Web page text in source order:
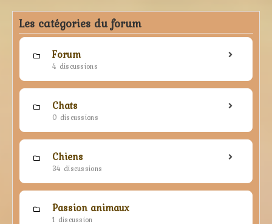
Les catégories du forum
Forum
4 discussions
Chats
0 discussions
Chiens
34 discussions
Passion animaux
1 discussion